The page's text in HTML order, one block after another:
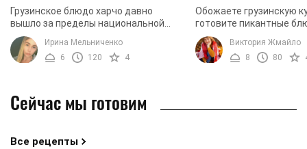
Грузинское блюдо харчо давно
вышло за пределы национальной
кухни. Мало кто может устоять перед
этим наваристым, густым,
ароматным и невероятно ...
Ирина Мельниченко
6
120 4
Обожаете грузинскую
готовите пикантные
Обожаете
Тогда рецепт супа
картофелем вам точно
Виктория Жмайло
8
80
Сейчас мы готовим
Все рецепты